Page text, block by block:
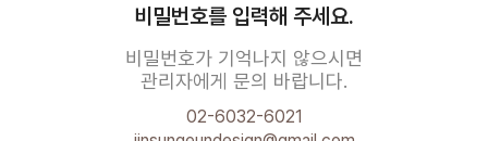
비밀번호를 입력해 주세요.
비밀번호가 기억나지 않으시면
관리자에게 문의 바랍니다.
02-6032-6021